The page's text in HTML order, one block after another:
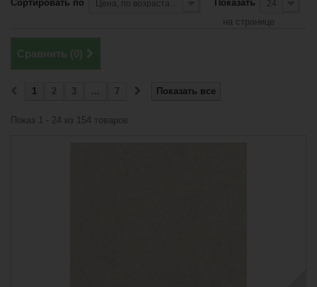
Сортировать по Показать 24
на странице
Сравнить (0)
Показать все
1 2 3 ... 7
Показ 1 - 24 из 154 товаров